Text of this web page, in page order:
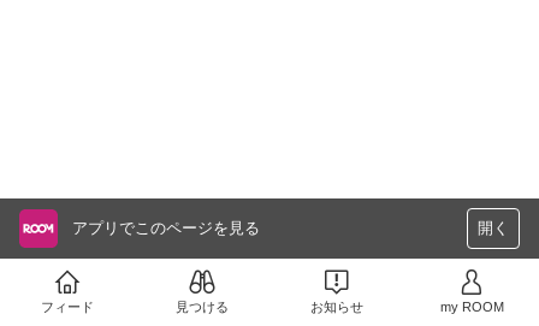
アプリでこのページを見る 開く
フィード 見つける お知らせ my ROOM